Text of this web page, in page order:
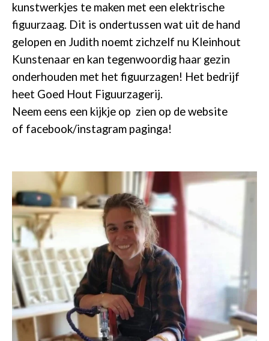
kunstwerkjes te maken met een elektrische
figuurzaag. Dit is ondertussen wat uit de hand
gelopen en Judith noemt zichzelf nu Kleinhout
Kunstenaar en kan tegenwoordig haar gezin
onderhouden met het figuurzagen! Het bedrijf
heet Goed Hout Figuurzagerij.
Neem eens een kijkje op zien op de website
of facebook/instagram paginga!